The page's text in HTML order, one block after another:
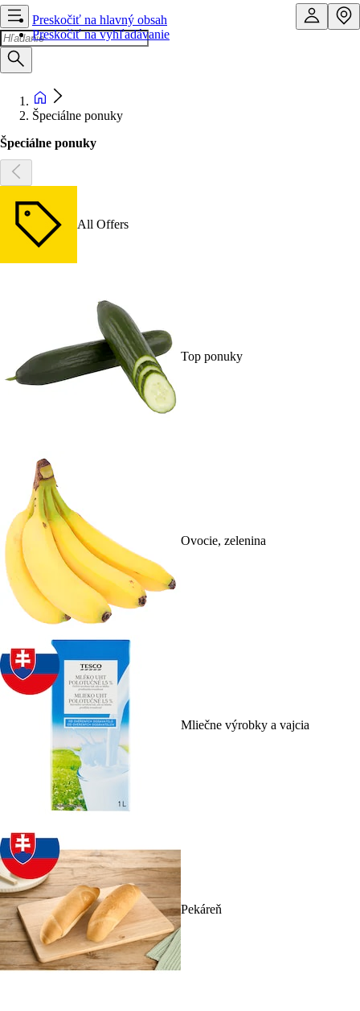
Preskočiť na hlavný obsah
Preskočiť na vyhľadávanie
Špeciálne ponuky
Špeciálne ponuky
All Offers
Top ponuky
Ovocie, zelenina
Mliečne výrobky a vajcia
Pekáreň